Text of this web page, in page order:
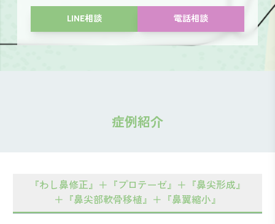
LINE相談 電話相談
症例紹介
『わし鼻修正』＋『プロテーゼ』＋『鼻尖形成』
＋『鼻尖部軟骨移植』＋『鼻翼縮小』